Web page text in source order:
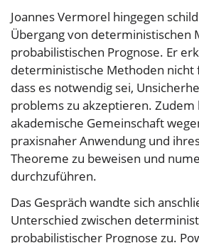
Joannes Vermorel hingegen
Übergang von deterministischen
probabilistischen Prognose. Er
deterministische Methoden
dass es notwendig sei,
problems zu akzeptieren.
akademische Gemeinschaft
praxisnaher Anwendung und
Theoreme zu beweisen und
durchzuführen.
Das Gespräch wandte sich
Unterschied zwischen
probabilistischer Prognose zu.